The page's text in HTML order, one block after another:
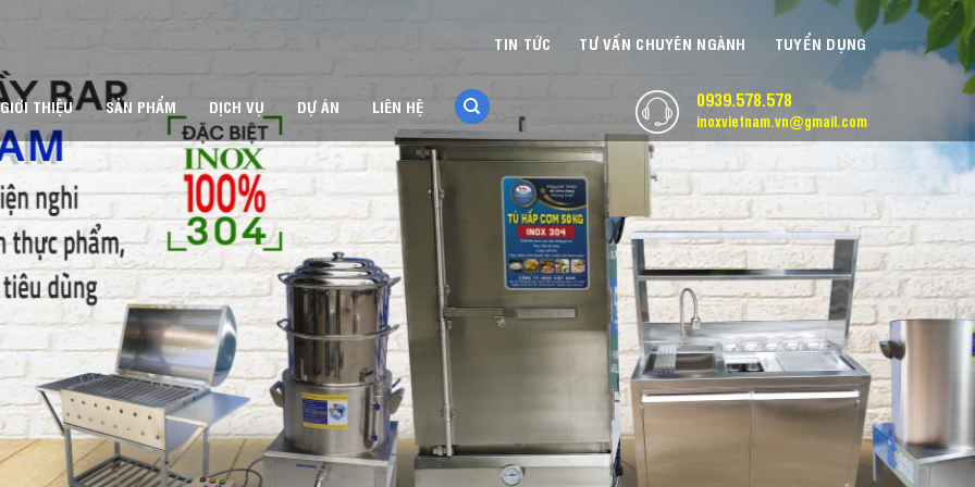
GIỚI THIỆU SẢN PHẨM DỊCH VỤ DỰ ÁN LIÊN HỆ 0939.578.578
inoxvietnam.vn@gmail.com
TIN TỨC TƯ VẤN CHUYÊN NGÀNH TUYỂN DỤNG